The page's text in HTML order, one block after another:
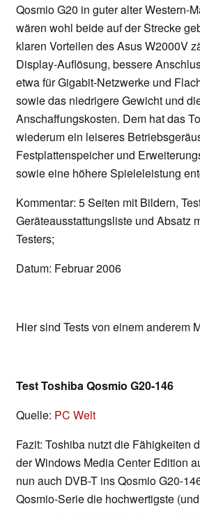
Qosmio G20 in guter alter Western-
wären wohl beide auf der Strecke
klaren Vorteilen des Asus W2000V
Display-Auflösung, bessere
etwa für Gigabit-Netzwerke und
sowie das niedrigere Gewicht und
Anschaffungskosten. Dem hat das
wiederum ein leiseres
Festplattenspeicher und
sowie eine höhere Spieleleistung
Kommentar: 5 Seiten mit Bildern,
Geräteausstattungsliste und Absatz
Testers;
Datum: Februar 2006
Hier sind Tests von einem anderem
Test Toshiba Qosmio G20-146
Quelle: PC Welt
Fazit: Toshiba nutzt die Fähigkeiten
der Windows Media Center Edition
nun auch DVB-T ins Qosmio G20-
Qosmio-Serie die hochwertigste